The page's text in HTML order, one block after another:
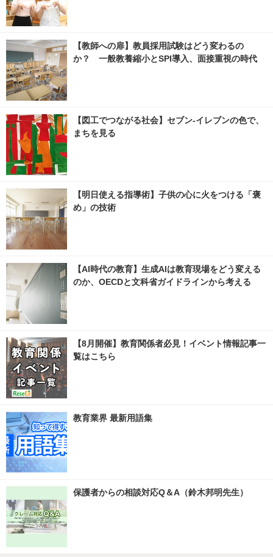
【教師への扉】教員採用試験はどう変わるの
か？ 一般教養縮小とSPI導入、面接重視の時代
【図工でつながる社会】セブン‐イレブンの色で、
まちを見る
【明日使える指導術】子供の心に火をつける「褒
め」の技術
【AI時代の教育】生成AIは教育現場をどう変える
のか、OECDと文科省ガイドラインから考える
【8月開催】教育関係者必見！イベント情報記事一
覧はこちら
教育業界 最新用語集
保護者からの相談対応Q＆A（鈴木邦明先生）